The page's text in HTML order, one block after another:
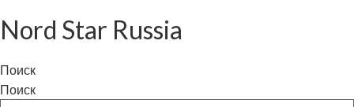
Nord Star Russia
Поиск
Поиск